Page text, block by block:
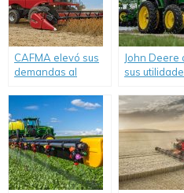
CAFMA elevó sus
demandas al
Desarrollo
Productivo.
John Deere
sus
pandemia